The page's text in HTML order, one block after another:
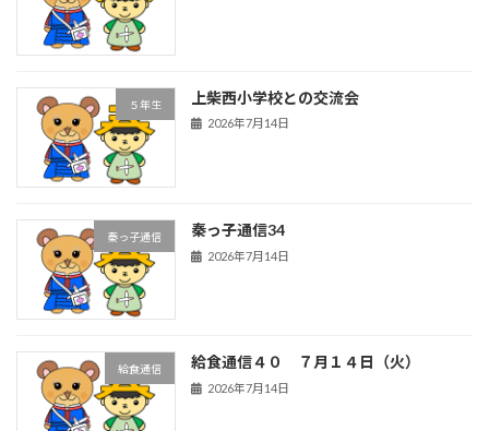
５年生 上柴西小学校との交流会
2026年7月14日
秦っ子通信 秦っ子通信34
2026年7月14日
給食通信 給食通信４０ ７月１４日（火）
2026年7月14日